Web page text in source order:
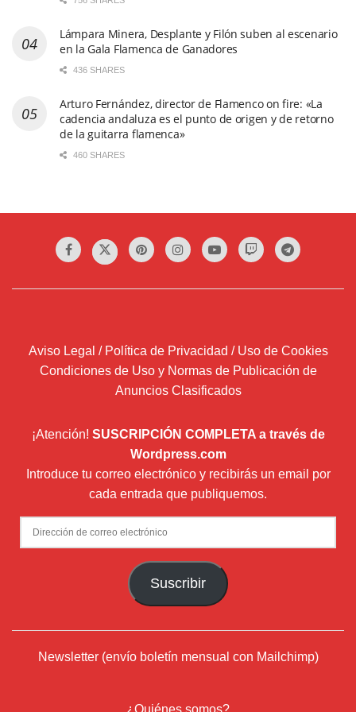
Lámpara Minera, Desplante y Filón suben al escenario
en la Gala Flamenca de Ganadores
436 SHARES
Arturo Fernández, director de Flamenco on fire: «La
cadencia andaluza es el punto de origen y de retorno
de la guitarra flamenca»
460 SHARES
Aviso Legal / Política de Privacidad / Uso de Cookies
Condiciones de Uso y Normas de Publicación de
Anuncios Clasificados
¡Atención! SUSCRIPCIÓN COMPLETA a través de
Wordpress.com
Introduce tu correo electrónico y recibirás un email por
cada entrada que publiquemos.
Dirección
de
Suscribir
Newsletter (envío boletín mensual con Mailchimp)
¿Quiénes somos?